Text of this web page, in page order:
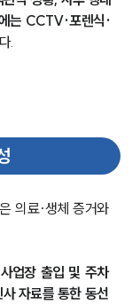
는 CCTV·포렌식·
.
의료·생체 증거와
업장 출입 및 주차
자료를 통한 동선